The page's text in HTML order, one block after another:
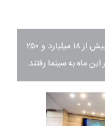
فروش سینمای ایران در اردیبهشت ۱۴۰۳ به بیش از ۱۸ میلیارد و ۲۵۰